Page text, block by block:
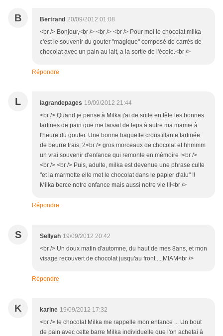
B Bertrand 20/09/2012 01:08
<br /> Bonjour,<br /> <br /> <br /> Pour moi le chocolat milka
c'est le souvenir du gouter "magique" composé de carrés de
chocolat avec un pain au lait, a la sortie de l'école.<br />
Répondre
L lagrandepages 19/09/2012 21:44
<br /> Quand je pense à Milka j'ai de suite en tête les bonnes
tartines de pain que me faisait de teps à autre ma mamie à
l'heure du gouter. Une bonne baguette croustillante tartinée
de beurre frais, 2<br /> gros morceaux de chocolat et hhmmm
un vrai souvenir d'enfance qui remonte en mémoire !<br />
<br /> <br /> Puis, adulte, milka est devenue une phrase culte
"et la marmotte elle met le chocolat dans le papier d'alu" !!
Milka berce notre enfance mais aussi notre vie !!!<br />
Répondre
S Sellyah 19/09/2012 20:42
<br /> Un doux matin d'automne, du haut de mes 8ans, et mon
visage recouvert de chocolat jusqu'au front.... MIAM<br />
Répondre
K karine 19/09/2012 17:32
<br /> le chocolat Milka me rappelle mon enfance ... Un bout
de pain avec cette barre Milka individuelle que l'on achetai à